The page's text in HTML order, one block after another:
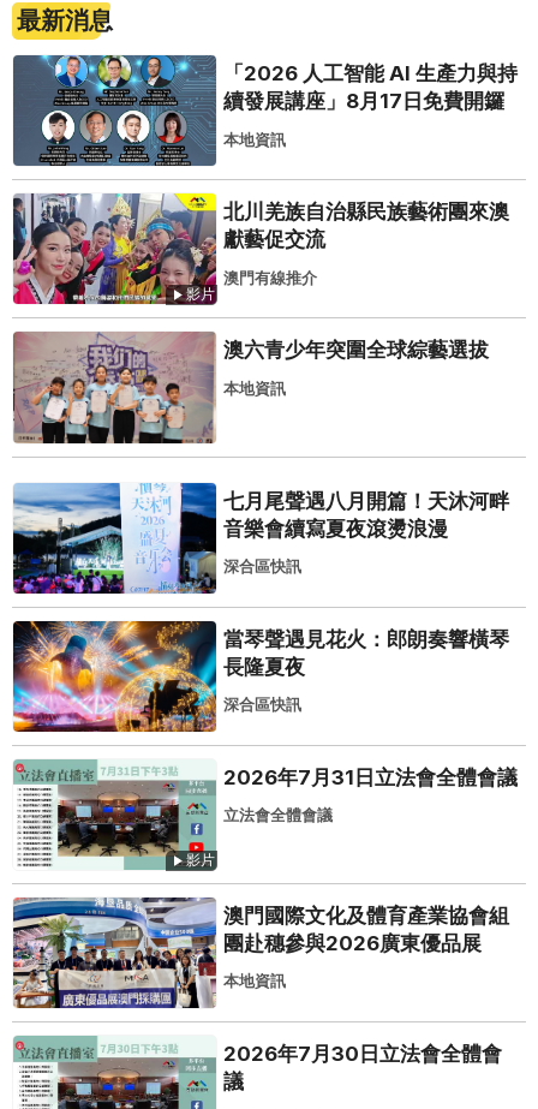
最新消息
「2026 人工智能 AI 生產力與持
續發展講座」8月17日免費開鑼
本地資訊
影片
北川羌族自治縣民族藝術團來澳
獻藝促交流
澳門有線推介
澳六青少年突圍全球綜藝選拔
本地資訊
七月尾聲遇八月開篇！天沐河畔
音樂會續寫夏夜滾燙浪漫
深合區快訊
當琴聲遇見花火：郎朗奏響橫琴
長隆夏夜
深合區快訊
影片
2026年7月31日立法會全體會議
立法會全體會議
澳門國際文化及體育產業協會組
團赴穗參與2026廣東優品展
本地資訊
2026年7月30日立法會全體會
議